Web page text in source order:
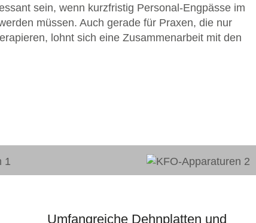
sein, wenn kurzfristig Personal-Engpässe im
müssen. Auch gerade für Praxen, die nur
lohnt sich eine Zusammenarbeit mit den
Umfangreiche Dehnplatten und